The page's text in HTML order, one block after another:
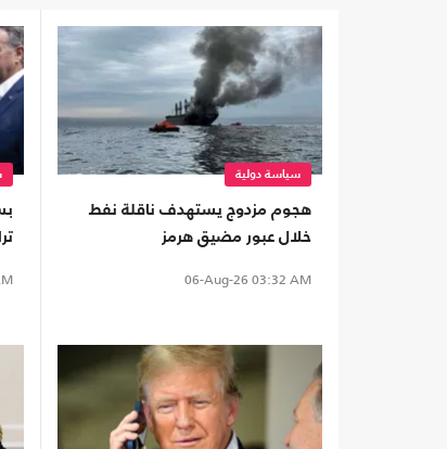
سياسة دولية
هجوم مزدوج يستهدف ناقلة نفط
خلال عبور مضيق هرمز
06-Aug-26 03:32 AM